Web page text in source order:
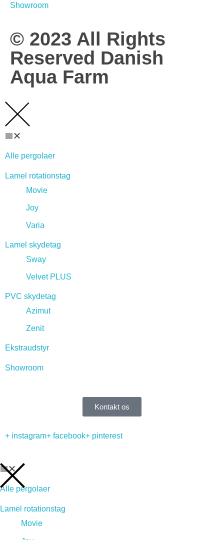
Showroom
© 2023 All Rights
Reserved Danish
Aqua Farm
Alle pergolaer
Lamel rotationstag
Movie
Joy
Varia
Lamel skydetag
Sway
Velvet PLUS
PVC skydetag
Azimut
Zenit
Ekstraudstyr
Showroom
Kontakt os
+ instagram+ facebook+ pinterest
Alle pergolaer
Lamel rotationstag
Movie